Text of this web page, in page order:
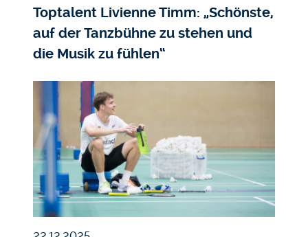
Toptalent Livienne Timm: „Schönste,
auf der Tanzbühne zu stehen und
die Musik zu fühlen“
Bildmedium